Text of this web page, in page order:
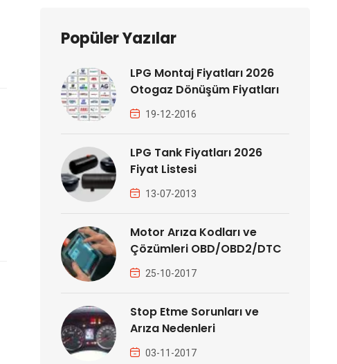
Popüler Yazılar
LPG Montaj Fiyatları 2026
Otogaz Dönüşüm Fiyatları
19-12-2016
LPG Tank Fiyatları 2026
Fiyat Listesi
13-07-2013
Motor Arıza Kodları ve
Çözümleri OBD/OBD2/DTC
25-10-2017
Stop Etme Sorunları ve
Arıza Nedenleri
03-11-2017